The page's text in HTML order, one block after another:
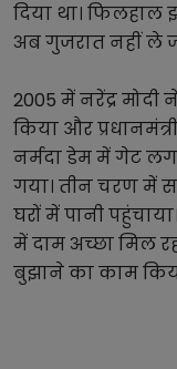
दिया था।
अब गुजरात नहीं ले
2005 में नरेंद्र
किया और
नर्मदा डेम में गेट
गया। तीन चरण में
घरों में पानी
में दाम अच्छा मिल
बुझाने का काम